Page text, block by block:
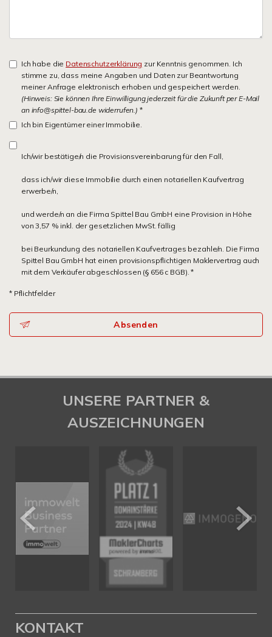
Ich habe die Datenschutzerklärung zur Kenntnis genommen. Ich
stimme zu, dass meine Angaben und Daten zur Beantwortung
meiner Anfrage elektronisch erhoben und gespeichert werden.
(Hinweis: Sie können Ihre Einwilligung jederzeit für die Zukunft per E-Mail
an info@spittel-bau.de widerrufen.) *
Ich bin Eigentümer einer Immobilie.
Ich/wir bestätige/n die Provisionsvereinbarung für den Fall,
dass ich/wir diese Immobilie durch einen notariellen Kaufvertrag
erwerbe/n,
und werde/n an die Firma Spittel Bau GmbH eine Provision in Höhe
von 3,57 % inkl. der gesetzlichen MwSt. fällig
bei Beurkundung des notariellen Kaufvertrages bezahle/n. Die Firma
Spittel Bau GmbH hat einen provisionspflichtigen Maklervertrag auch
mit dem Verkäufer abgeschlossen (§ 656 c BGB). *
* Pflichtfelder
Absenden
UNSERE PARTNER &
AUSZEICHNUNGEN
KONTAKT